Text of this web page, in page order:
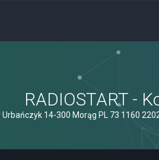
RADIOSTART -
Urbańczyk 14-300 Morąg PL 73 1160